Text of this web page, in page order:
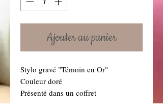
Ajouter au panier
Stylo gravé "Témoin en Or"
Couleur doré
Présenté dans un coffret